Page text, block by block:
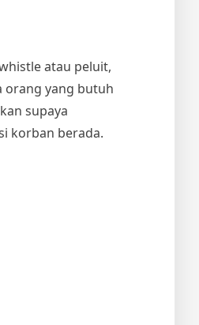
atau peluit,
orang yang butuh
supaya
korban berada.